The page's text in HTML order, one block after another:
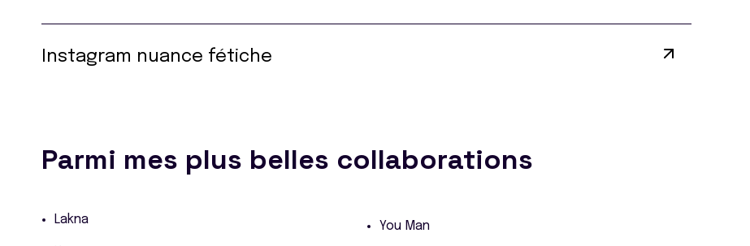
Instagram nuance fétiche
Parmi mes plus belles collaborations
Lakna You Man